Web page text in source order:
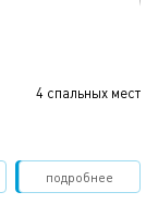
4 спальных мест
подробнее
Забронировать